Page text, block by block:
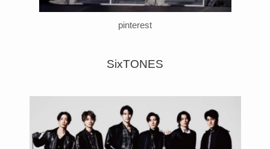
pinterest
SixTONES